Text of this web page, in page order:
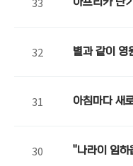
32 별과 같이 영
31 아침마다 새
30 "나라이 임하